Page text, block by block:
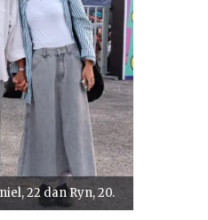
22 dan Ryn, 20.